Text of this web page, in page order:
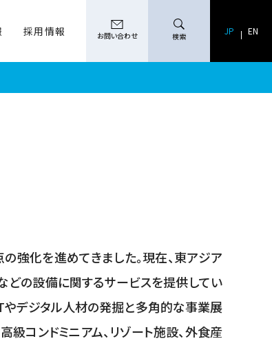
採用情報 お問い合わせ 検索 JP EN
強化を進めてきました。現在、東アジア
の設備に関するサービスを提供してい
やデジタル人材の発掘と多角的な事業展
級コンドミニアム、リゾート施設、外食産